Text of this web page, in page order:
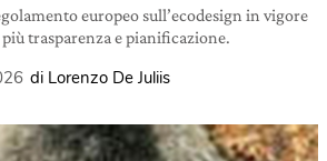
europeo sull’ecodesign in vigore
trasparenza e pianificazione.
di Lorenzo De Juliis